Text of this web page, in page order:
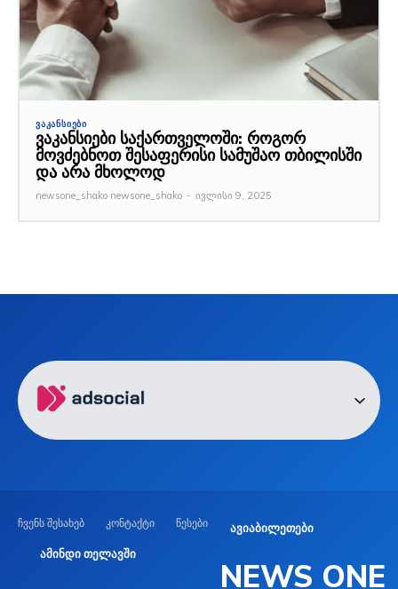
ᲕᲐᲙᲐᲜᲡᲘᲔᲑᲘ
ვაკანსიები საქართველოში: როგორ
მოვძებნოთ შესაფერისი სამუშაო თბილისში
და არა მხოლოდ
newsone_shako newsone_shako - ივლისი 9, 2025
ჩვენს შესახებ კონტაქტი წესები
ავიაბილეთები
ამინდი თელავში
NEWS ONE